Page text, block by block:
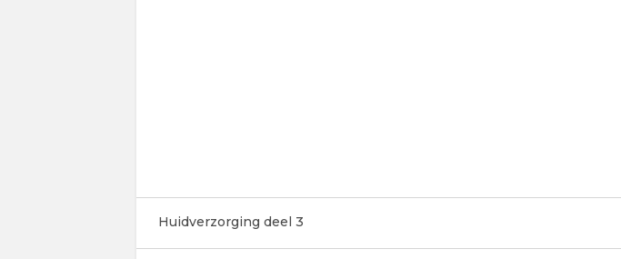
Huidverzorging deel 3